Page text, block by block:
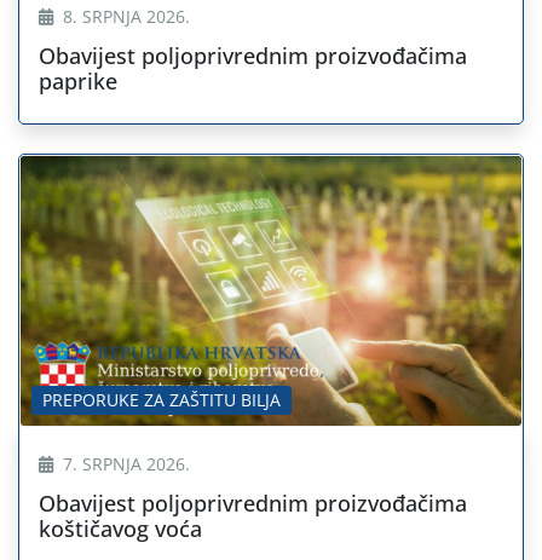
8. SRPNJA 2026.
Obavijest poljoprivrednim proizvođačima
paprike
PREPORUKE ZA ZAŠTITU BILJA
7. SRPNJA 2026.
Obavijest poljoprivrednim proizvođačima
koštičavog voća